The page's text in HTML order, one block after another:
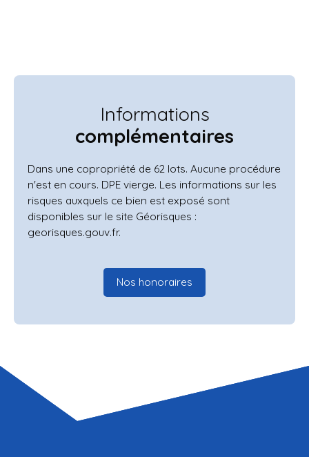
Informations
complémentaires
Dans une copropriété de 62 lots. Aucune procédure
n'est en cours. DPE vierge. Les informations sur les
risques auxquels ce bien est exposé sont
disponibles sur le site Géorisques :
georisques.gouv.fr.
Nos honoraires